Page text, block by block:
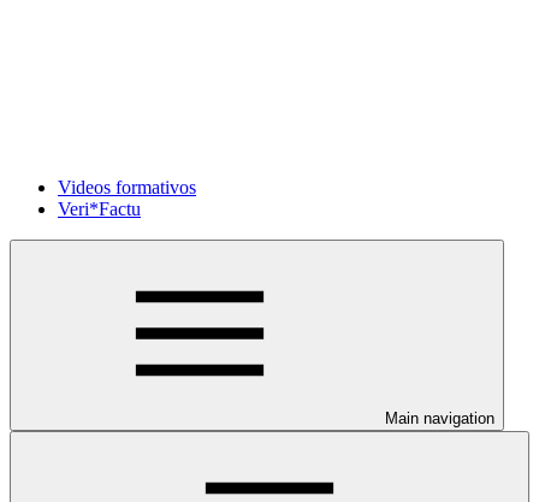
Videos formativos
Veri*Factu
Main navigation